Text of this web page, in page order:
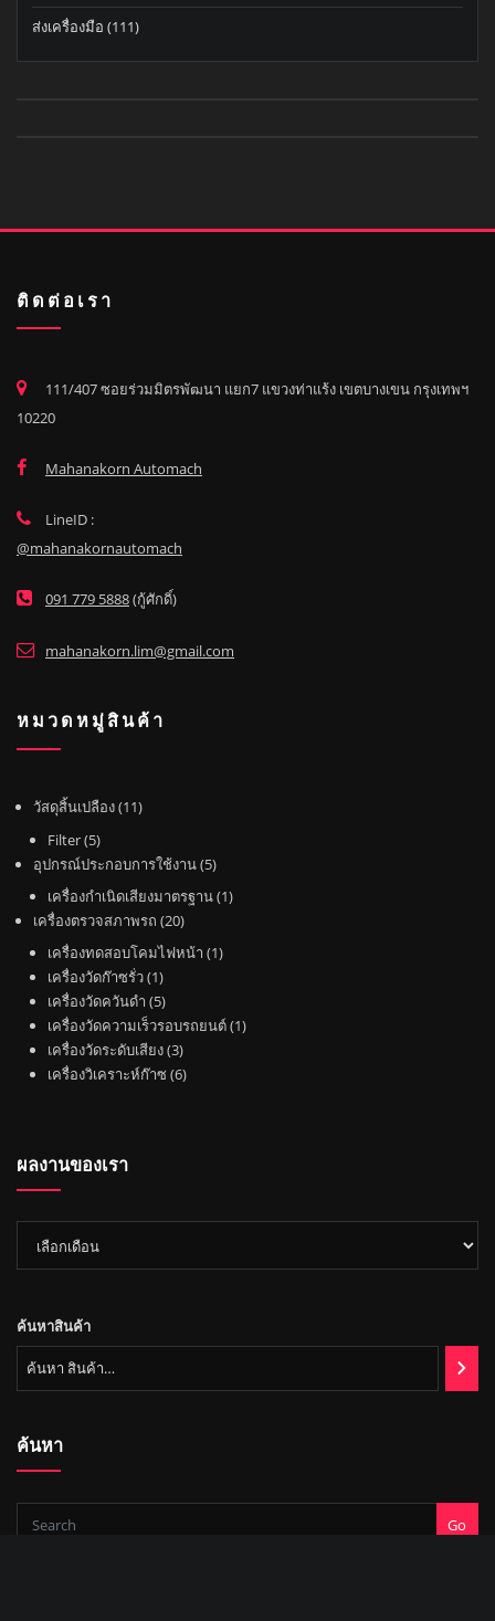
ส่งเครื่องมือ (111)
ติดต่อเรา
111/407 ซอยร่วมมิตรพัฒนา แยก7 แขวงท่าแร้ง เขตบางเขน กรุงเทพฯ
10220
Mahanakorn Automach
LineID :
@mahanakornautomach
091 779 5888(กู้ศักดิ์)
mahanakorn.lim@gmail.com
หมวดหมู่สินค้า
วัสดุสิ้นเปลือง 111
ค้
า
Filter 55
สิ
อุปกรณ์ประกอบการใช้งาน 55
า
เครื่องกำเนิดเสียงมาตรฐาน 11
เครื่องตรวจสภาพรถ 202
า
เครื่องทดสอบโคมไฟหน้า 11
ค้
เครื่องวัดก๊าซรั่ว 11
สิ
น
ค้
า
เครื่องวัดควันดำ 55
สิ
น
ค้
เครื่องวัดความเร็วรอบรถยนต์ 11
เครื่องวัดระดับเสียง 33
สิ
เครื่องวิเคราะห์ก๊าซ 66
ผลงานของเรา
งาน
ค้นหาสินค้า
ค้นหา
Go